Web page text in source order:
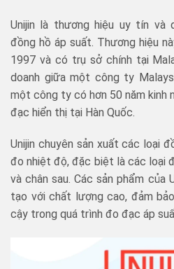
Unijin là thương hiệu uy tín và
đồng hồ áp suất. Thương hiệu
1997 và có trụ sở chính tại
doanh giữa một công ty
một công ty có hơn 50 năm kinh
đạc hiển thị tại Hàn Quốc.
Unijin chuyên sản xuất các loại
đo nhiệt độ, đặc biệt là các loại
và chân sau. Các sản phẩm
tạo với chất lượng cao, đảm
cậy trong quá trình đo đạc áp